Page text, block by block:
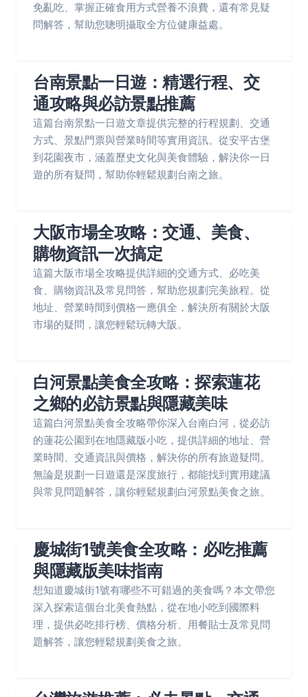
免亂吃、掌握正確食用方式營養不浪費，還有常見疑
問解答，幫助您聰明攝取全方位健康益處。
台南景點一日遊：精選行程、交
通攻略與必訪景點推薦
這篇台南景點一日遊文章提供完整的行程規劃、交通
方式、景點門票與營業時間等實用資訊。從安平古堡
到花園夜市，涵蓋歷史文化與美食體驗，解決你一日
遊的所有疑問，幫助你輕鬆規劃台南之旅。
大阪市場全攻略：交通、美食、
購物資訊一次搞定
這篇大阪市場全攻略提供詳細的交通方式、必吃美
食、購物資訊及常見問答，幫助您規劃完美旅程。從
地址、營業時間到價格一應俱全，解決所有關於大阪
市場的疑問，讓您輕鬆玩轉大阪。
白河景點美食全攻略：探索蓮花
之鄉的必訪景點與隱藏美味
這篇白河景點美食全攻略帶你深入台南白河，從必訪
的蓮花公園到在地隱藏版小吃，提供詳細的地址、營
業時間、交通資訊與價格，解決你的所有旅遊疑問。
無論是規劃一日遊還是深度旅行，都能找到實用建議
與常見問題解答，讓你輕鬆規劃白河景點美食之旅。
慶城街1號美食全攻略：必吃推薦
與隱藏版美味指南
想知道慶城街1號有哪些不可錯過的美食嗎？本文帶您
深入探索這個台北美食熱點，從在地小吃到國際料
理，提供必吃排行榜、價格分析、用餐貼士及常見問
題解答，讓您輕鬆規劃美食之旅。